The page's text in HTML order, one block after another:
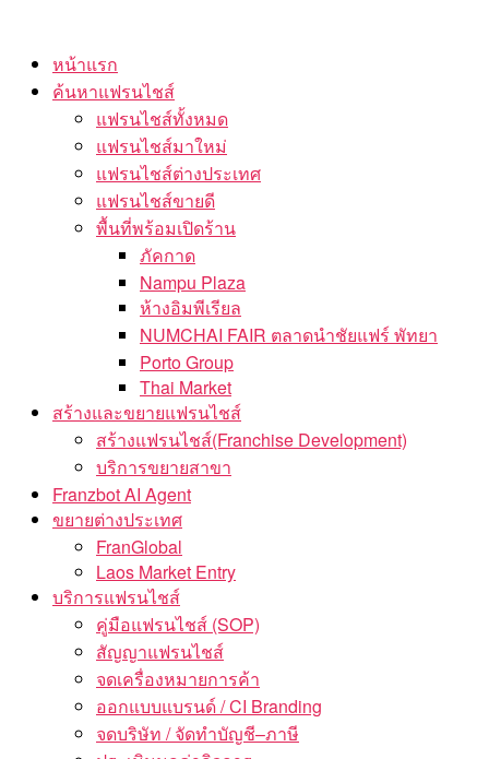
content
หน้าแรก
ค้นหาแฟรนไชส์
แฟรนไชส์ทั้งหมด
แฟรนไชส์มาใหม่
แฟรนไชส์ต่างประเทศ
แฟรนไชส์ขายดี
พื้นที่พร้อมเปิดร้าน
ภัคกาด
Nampu Plaza
ห้างอิมพีเรียล
NUMCHAI FAIR ตลาดนำชัยแฟร์ พัทยา
Porto Group
Thai Market
สร้างและขยายแฟรนไชส์
สร้างแฟรนไชส์(Franchise Development)
บริการขยายสาขา
Franzbot AI Agent
ขยายต่างประเทศ
FranGlobal
Laos Market Entry
บริการแฟรนไชส์
คู่มือแฟรนไชส์ (SOP)
สัญญาแฟรนไชส์
จดเครื่องหมายการค้า
ออกแบบแบรนด์ / CI Branding
จดบริษัท / จัดทำบัญชี–ภาษี